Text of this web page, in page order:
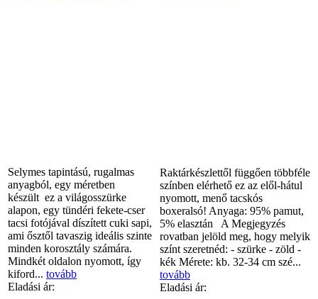
Selymes tapintású, rugalmas
anyagból, egy méretben
készült ez a világosszürke
alapon, egy tündéri fekete-cser
tacsi fotójával díszített cuki sapi,
ami ősztől tavaszig ideális szinte
minden korosztály számára.
Mindkét oldalon nyomott, így
kiford... tovább
Eladási ár:
Raktárkészlettől függően többféle
színben elérhető ez az elől-hátul
nyomott, menő tacskós
boxeralsó! Anyaga: 95% pamut,
5% elasztán A Megjegyzés
rovatban jelöld meg, hogy melyik
színt szeretnéd: - szürke - zöld -
kék Mérete: kb. 32-34 cm szé...
tovább
Eladási ár: